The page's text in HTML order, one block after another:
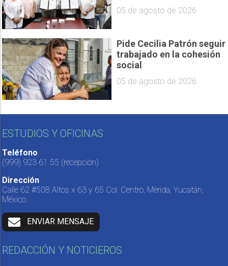
05 de agosto de 2026
Pide Cecilia Patrón seguir
trabajado en la cohesión
social
05 de agosto de 2026
ESTUDIOS Y OFICINAS
Teléfono
(999) 923 61 55 (recepción)
Dirección
Calle 62 #508 Altos x 63 y 65 Col. Centro, Mérida, Yucatán,
México.
ENVIAR MENSAJE
REDACCIÓN Y NOTICIEROS